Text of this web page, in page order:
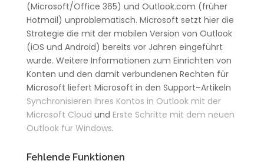
(Microsoft/Office 365) und Outlook.com (früher
Hotmail) unproblematisch. Microsoft setzt hier die
Strategie die mit der mobilen Version von Outlook
(iOS und Android) bereits vor Jahren eingeführt
wurde. Weitere Informationen zum Einrichten von
Konten und den damit verbundenen Rechten für
Microsoft liefert Microsoft in den Support–Artikeln
Synchronisieren Ihres Kontos in Outlook mit der
Microsoft Cloud und Erste Schritte mit dem neuen
Outlookfür Windows.
Fehlende Funktionen